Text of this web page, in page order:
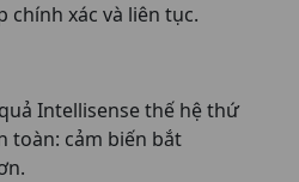
chính xác và liên tục.
Intellisense thế hệ thứ
toàn: cảm biến bắt